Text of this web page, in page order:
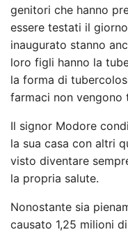
genitori che hanno
essere testati il
inaugurato stanno
loro figli hanno la
la forma di
farmaci non vengono
Il signor Modore
la sua casa con altri
visto diventare
la propria salute.
Nonostante sia
causato 1,25 milioni